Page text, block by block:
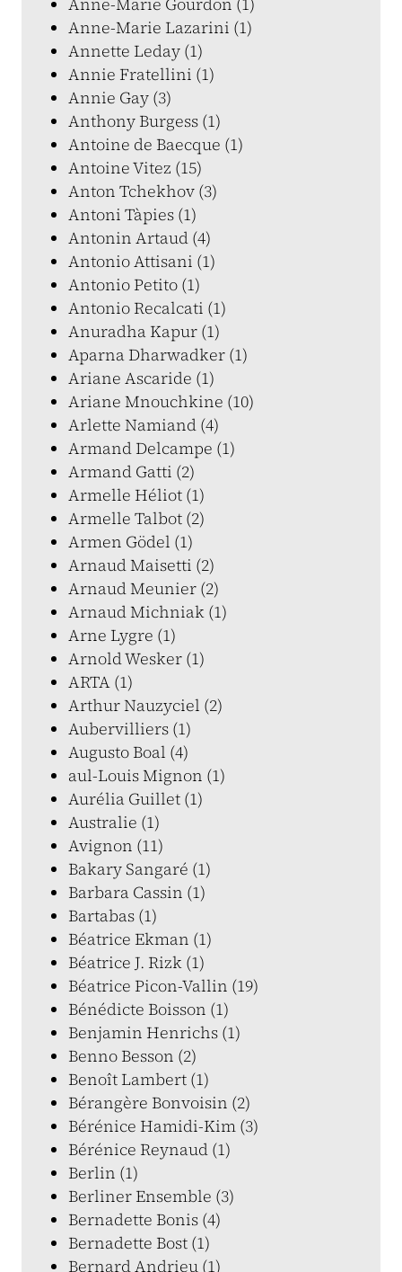
Anne-Marie Lazarini (1)
Annette Leday (1)
Annie Fratellini (1)
Annie Gay (3)
Anthony Burgess (1)
Antoine de Baecque (1)
Antoine Vitez (15)
Anton Tchekhov (3)
Antoni Tàpies (1)
Antonin Artaud (4)
Antonio Attisani (1)
Antonio Petito (1)
Antonio Recalcati (1)
Anuradha Kapur (1)
Aparna Dharwadker (1)
Ariane Ascaride (1)
Ariane Mnouchkine (10)
Arlette Namiand (4)
Armand Delcampe (1)
Armand Gatti (2)
Armelle Héliot (1)
Armelle Talbot (2)
Armen Gödel (1)
Arnaud Maisetti (2)
Arnaud Meunier (2)
Arnaud Michniak (1)
Arne Lygre (1)
Arnold Wesker (1)
ARTA (1)
Arthur Nauzyciel (2)
Aubervilliers (1)
Augusto Boal (4)
aul-Louis Mignon (1)
Aurélia Guillet (1)
Australie (1)
Avignon (11)
Bakary Sangaré (1)
Barbara Cassin (1)
Bartabas (1)
Béatrice Ekman (1)
Béatrice J. Rizk (1)
Béatrice Picon-Vallin (19)
Bénédicte Boisson (1)
Benjamin Henrichs (1)
Benno Besson (2)
Benoît Lambert (1)
Bérangère Bonvoisin (2)
Bérénice Hamidi-Kim (3)
Bérénice Reynaud (1)
Berlin (1)
Berliner Ensemble (3)
Bernadette Bonis (4)
Bernadette Bost (1)
Bernard Andrieu (1)